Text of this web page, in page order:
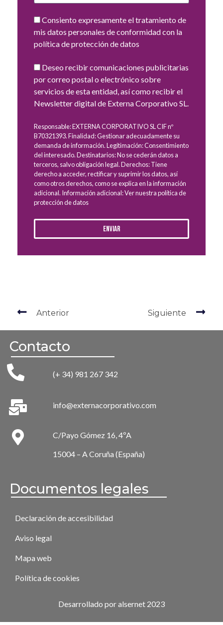
Consiento expresamente el tratamiento de
mis datos personales de conformidad con la
política de protección de datos
Deseo recibir comunicaciones publicitarias
por correo postal o electrónico sobre
servicios de esta entidad, así como recibir el
Newsletter digital de Externa Corporativo SL.
Responsable: EXTERNA CORPORATIVO SL CIF nº
B70321393. Finalidad: Gestionar adecuadamente su
demanda de información. Legitimación: Consentimiento
del interesado. Destinatarios: No se cederán datos a
terceros, salvo obligación legal. Derechos: Tiene
derecho a acceder, rectificar y suprimir los datos, así
como otros derechos, como se explica en la información
adicional. Información adicional: Ver nuestra política de
protección de datos
Enviar
Anterior Siguiente
Contacto
(+ 34) 981 267 342
info@externacorporativo.com
C/Payo Gómez 16, 4ºA
15004 – A Coruña (España)
Documentos legales
Declaración de accesibilidad
Aviso legal
Mapa web
Política de cookies
Desarrollado por alsernet 2023